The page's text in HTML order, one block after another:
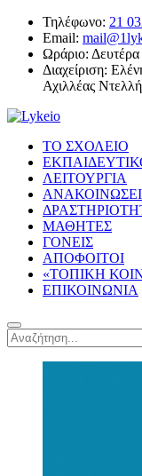
Τηλέφωνο: 21
Email:
Ωράριο:
Διαχείριση:
Αχιλλέας
ΤΟ ΣΧΟΛΕΙΟ
ΛΕΙΤΟΥΡΓΙΑ
ΜΑΘΗΤΕΣ
ΓΟΝΕΙΣ
ΑΠΟΦΟΙΤΟΙ
«ΤΟΠΙΚΗ
ΕΠΙΚΟΙΝΩΝΙΑ